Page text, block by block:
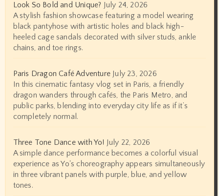
Look So Bold and Unique? July 24, 2026
A stylish fashion showcase featuring a model wearing
black pantyhose with artistic holes and black high-
heeled cage sandals decorated with silver studs, ankle
chains, and toe rings.
Paris Dragon Café Adventure July 23, 2026
In this cinematic fantasy vlog set in Paris, a friendly
dragon wanders through cafés, the Paris Metro, and
public parks, blending into everyday city life as if it’s
completely normal.
Three Tone Dance with Yo! July 22, 2026
A simple dance performance becomes a colorful visual
experience as Yo's choreography appears simultaneously
in three vibrant panels with purple, blue, and yellow
tones.